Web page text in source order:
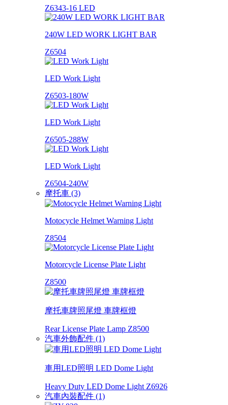
Z6343-16 LED
240W LED WORK LIGHT BAR
Z6504
LED Work Light
Z6503-180W
LED Work Light
Z6505-288W
LED Work Light
Z6504-240W
摩托車 (3)
Motocycle Helmet Warning Light
Z8504
Motorcycle License Plate Light
Z8500
摩托車牌照尾燈 車牌框燈
Rear License Plate Lamp Z8500
汽車外飾配件 (1)
車用LED照明 LED Dome Light
Heavy Duty LED Dome Light Z6926
汽車內裝配件 (1)